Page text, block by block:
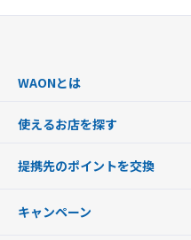
WAONとは
WAONを申込む
インターネット上でのお買い物に
使えるお店を探す
店舗検索
イオン銀行ATM設置場所
提携先のポイントを交換
キャンペーン